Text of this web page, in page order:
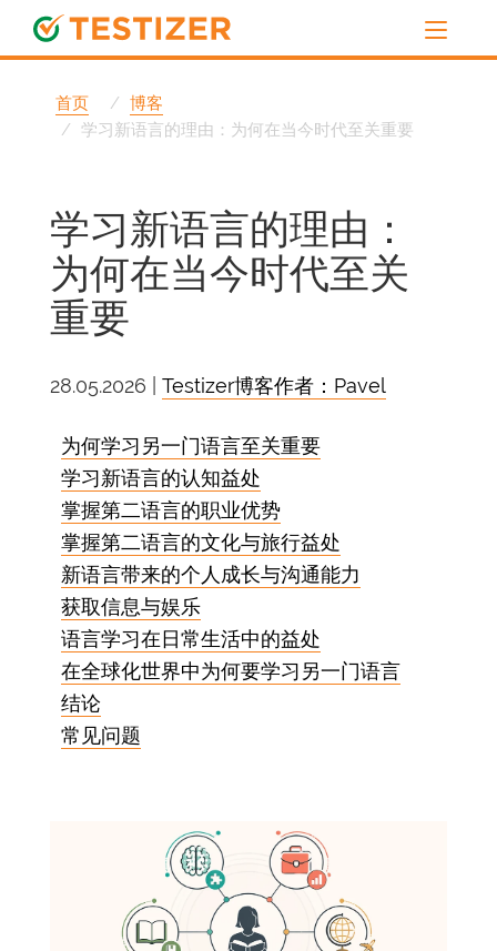
首页
博客
学习新语言的理由：为何在当今时代至关重要
学习新语言的理由：
为何在当今时代至关
重要
28.05.2026 | Testizer博客作者：Pavel
为何学习另一门语言至关重要
学习新语言的认知益处
掌握第二语言的职业优势
掌握第二语言的文化与旅行益处
新语言带来的个人成长与沟通能力
获取信息与娱乐
语言学习在日常生活中的益处
在全球化世界中为何要学习另一门语言
结论
常见问题